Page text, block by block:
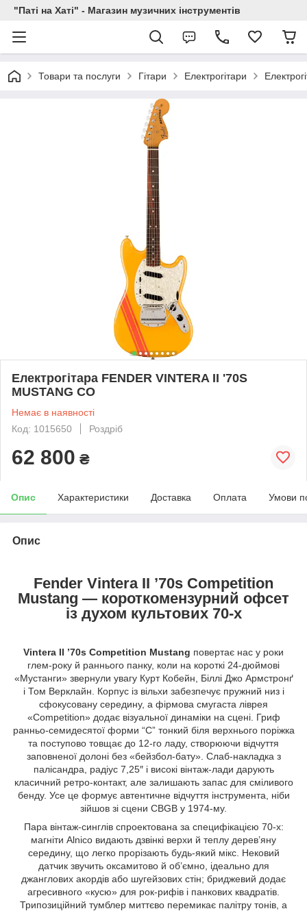
"Паті на Хаті" - Магазин музичних інструментів
Товари та послуги Гітари Електрогітари
Електрогітара FENDER VINTERA II '70S
MUSTANG CO
Немає в наявності
Код: 1015650
Роздріб
62 800 ₴
Опис Характеристики Доставка Оплата Умови
Опис
Fender Vintera II ’70s Competition
Mustang — короткомензурний офсет
із духом культових 70-х
Vintera II ’70s Competition Mustang повертає нас у роки
глем-року й раннього панку, коли на короткі 24-дюймові
«Мустанги» звернули увагу Курт Кобейн, Біллі Джо Армстронґ
і Том Верклайн. Корпус із вільхи забезпечує пружний низ і
сфокусовану середину, а фірмова смугаста ліврея
«Competition» додає візуальної динаміки на сцені. Гриф
ранньо-семидесятої форми “C” тонкий біля верхнього поріжка
та поступово товщає до 12-го ладу, створюючи відчуття
заповненої долоні без «бейзбол-бату». Слаб-накладка з
палісандра, радіус 7,25″ і високі вінтаж-лади дарують
класичний ретро-контакт, але залишають запас для сміливого
бенду. Усе це формує автентичне відчуття інструмента, ніби
зійшов зі сцени CBGB у 1974-му.
Пара вінтаж-синглів спроектована за специфікацією 70-х:
магніти Alnico видають дзвінкі верхи й теплу дерев’яну
середину, що легко прорізають будь-який мікс. Нековий
датчик звучить оксамитово й об’ємно, ідеально для
джанглових акордів або шугейзових стін; бриджевий додає
агресивного «кусю» для рок-рифів і панкових квадратів.
Трипозиційний тумблер миттєво перемикає палітру тонів, а